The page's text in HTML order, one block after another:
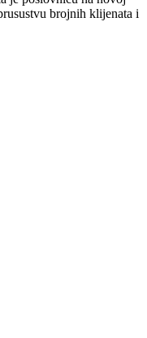
brojnih klijenata i